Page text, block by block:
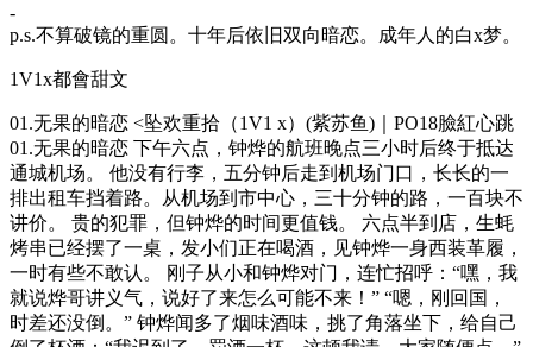
-
p.s.不算破镜的重圆。十年后依旧双向暗恋。成年人的白x梦。
1V1x都會甜文
01.无果的暗恋 <坠欢重拾（1V1 x）(紫苏鱼)｜PO18臉紅心跳
01.无果的暗恋 下午六点，钟烨的航班晚点三小时后终于抵达
通城机场。 他没有行李，五分钟后走到机场门口，长长的一
排出租车挡着路。从机场到市中心，三十分钟的路，一百块不
讲价。 贵的犯罪，但钟烨的时间更值钱。 六点半到店，生蚝
烤串已经摆了一桌，发小们正在喝酒，见钟烨一身西装革履，
一时有些不敢认。 刚子从小和钟烨对门，连忙招呼：“嘿，我
就说烨哥讲义气，说好了来怎么可能不来！” “嗯，刚回国，
时差还没倒。” 钟烨闻多了烟味酒味，挑了角落坐下，给自己